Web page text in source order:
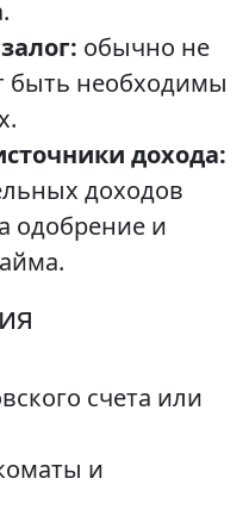
обычно не
быть необходимы
дохода:
доходов
одобрение и
счета или
и